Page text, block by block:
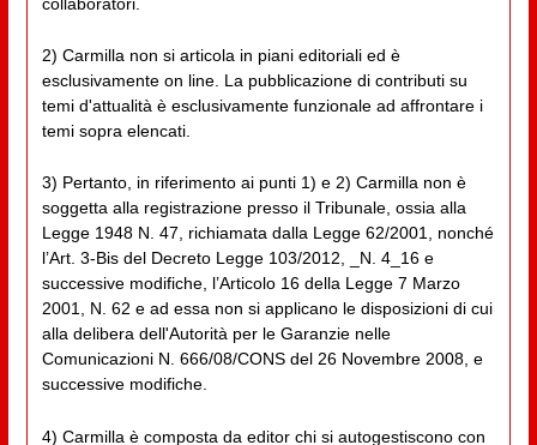
2) Carmilla non si articola in piani editoriali ed è
esclusivamente on line. La pubblicazione di contributi su
temi d'attualità è esclusivamente funzionale ad affrontare i
temi sopra elencati.
3) Pertanto, in riferimento ai punti 1) e 2) Carmilla non è
soggetta alla registrazione presso il Tribunale, ossia alla
Legge 1948 N. 47, richiamata dalla Legge 62/2001, nonché
l’Art. 3-Bis del Decreto Legge 103/2012, _N. 4_16 e
successive modifiche, l’Articolo 16 della Legge 7 Marzo
2001, N. 62 e ad essa non si applicano le disposizioni di cui
alla delibera dell'Autorità per le Garanzie nelle
Comunicazioni N. 666/08/CONS del 26 Novembre 2008, e
successive modifiche.
4) Carmilla è composta da editor chi si autogestiscono con